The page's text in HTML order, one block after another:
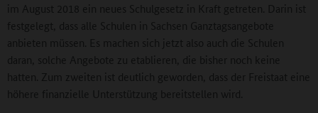
im August 2018 ein neues Schulgesetz in Kraft getreten. Darin ist
festgelegt, dass alle Schulen in Sachsen Ganztagsangebote
anbieten müssen. Es machen sich jetzt also auch die Schulen
daran, solche Angebote zu etablieren, die bisher noch keine
hatten. Zum zweiten ist deutlich geworden, dass der Freistaat eine
höhere finanzielle Unterstützung bereitstellen wird.